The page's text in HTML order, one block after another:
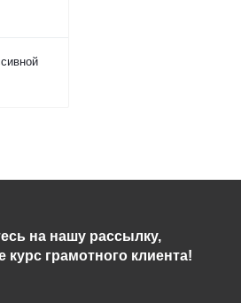
на нашу рассылку,
курс грамотного клиента!